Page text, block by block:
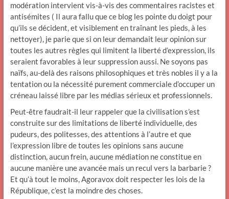
modération intervient vis-à-vis des commentaires racistes et
antisémites ( Il aura fallu que ce blog les pointe du doigt pour
qu’ils se décident, et visiblement en traînant les pieds, à les
nettoyer), je parie que si on leur demandait leur opinion sur
toutes les autres règles qui limitent la liberté d’expression, ils
seraient favorables à leur suppression aussi. Ne soyons pas
naïfs, au-delà des raisons philosophiques et très nobles il y a la
tentation ou la nécessité purement commerciale d’occuper un
créneau laissé libre par les médias sérieux et professionnels.
Peut-être faudrait-il leur rappeler que la civilisation s’est
construite sur des limitations de liberté individuelle, des
pudeurs, des politesses, des attentions à l’autre et que
l’expression libre de toutes les opinions sans aucune
distinction, aucun frein, aucune médiation ne constitue en
aucune manière une avancée mais un recul vers la barbarie ?
Et qu’à tout le moins, Agoravox doit respecter les lois de la
République, c’est la moindre des choses.